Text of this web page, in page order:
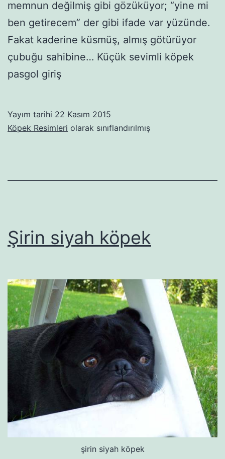
memnun değilmiş gibi gözüküyor; “yine mi
ben getirecem” der gibi ifade var yüzünde.
Fakat kaderine küsmüş, almış götürüyor
çubuğu sahibine… Küçük sevimli köpek
pasgol giriş
Yayım tarihi 22 Kasım 2015
Köpek Resimleri olarak sınıflandırılmış
Şirin siyah köpek
şirin siyah köpek